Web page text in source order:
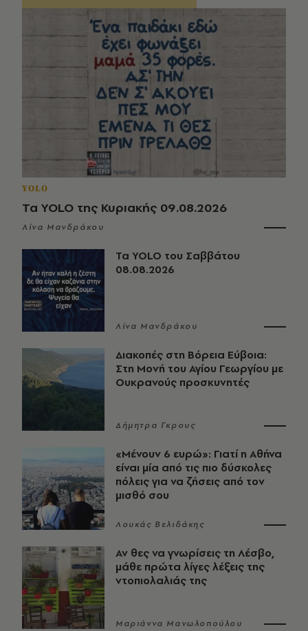
YOLO
Τα YOLO της Κυριακής 09.08.2026
Λίνα Μανδράκου
Τα YOLO του Σαββάτου
08.08.2026
Λίνα Μανδράκου
Διακοπές στη Βόρεια Εύβοια:
Στη Μονή του Αγίου Γεωργίου με
Ουκρανούς προσκυνητές
Δήμητρα Γκρους
«Μένουν 6 ευρώ»: Γιατί η Αθήνα
είναι μία από τις πιο δύσκολες
πόλεις για να ζήσεις από τον
μισθό σου
Λουκάς Βελιδάκης
Αν θες να γνωρίσεις τη Λέσβο,
μάθε πρώτα λίγες λέξεις της
ντοπιολαλιάς της
Μαριάννα Μανωλοπούλου